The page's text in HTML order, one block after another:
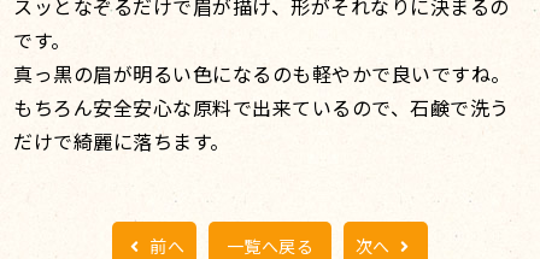
スッとなぞるだけで眉が描け、形がそれなりに決まるの
です。
真っ黒の眉が明るい色になるのも軽やかで良いですね。
もちろん安全安心な原料で出来ているので、石鹸で洗う
だけで綺麗に落ちます。
前へ 一覧へ戻る 次へ